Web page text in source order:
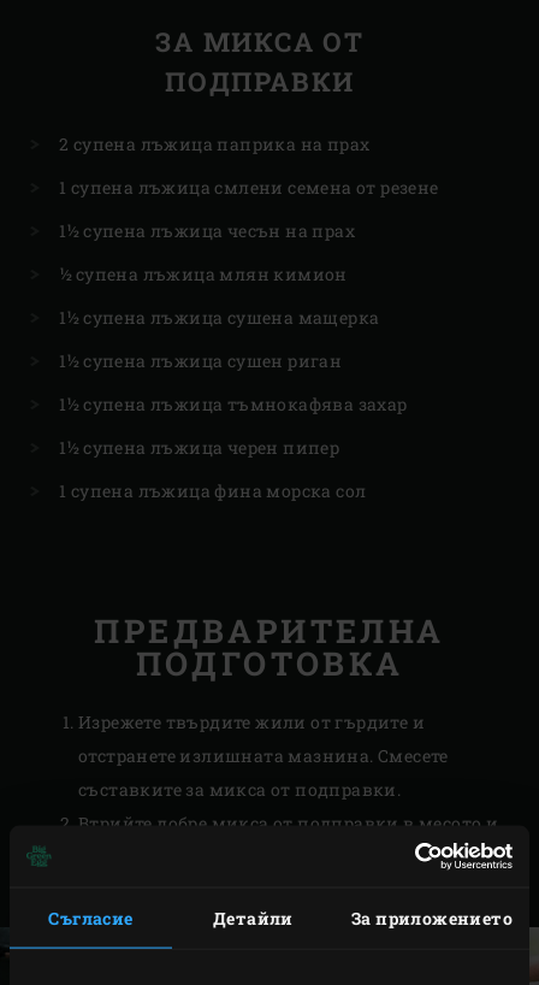
Съгласие Детайли За приложението
ЗА МИКСА ОТ
ПОДПРАВКИ
2 супена лъжица паприка на прах
1 супена лъжица смлени семена от резене
1½ супена лъжица чесън на прах
½ супена лъжица млян кимион
1½ супена лъжица сушена мащерка
1½ супена лъжица сушен риган
1½ супена лъжица тъмнокафява захар
1½ супена лъжица черен пипер
1 супена лъжица фина морска сол
ПРЕДВАРИТЕЛНА
ПОДГОТОВКА
Изрежете твърдите жили от гърдите и
отстранете излишната мазнина. Смесете
съставките за микса от подправки.
Втрийте добре микса от подправки в месото и
го оставете да отлежава най-малко 1 час на